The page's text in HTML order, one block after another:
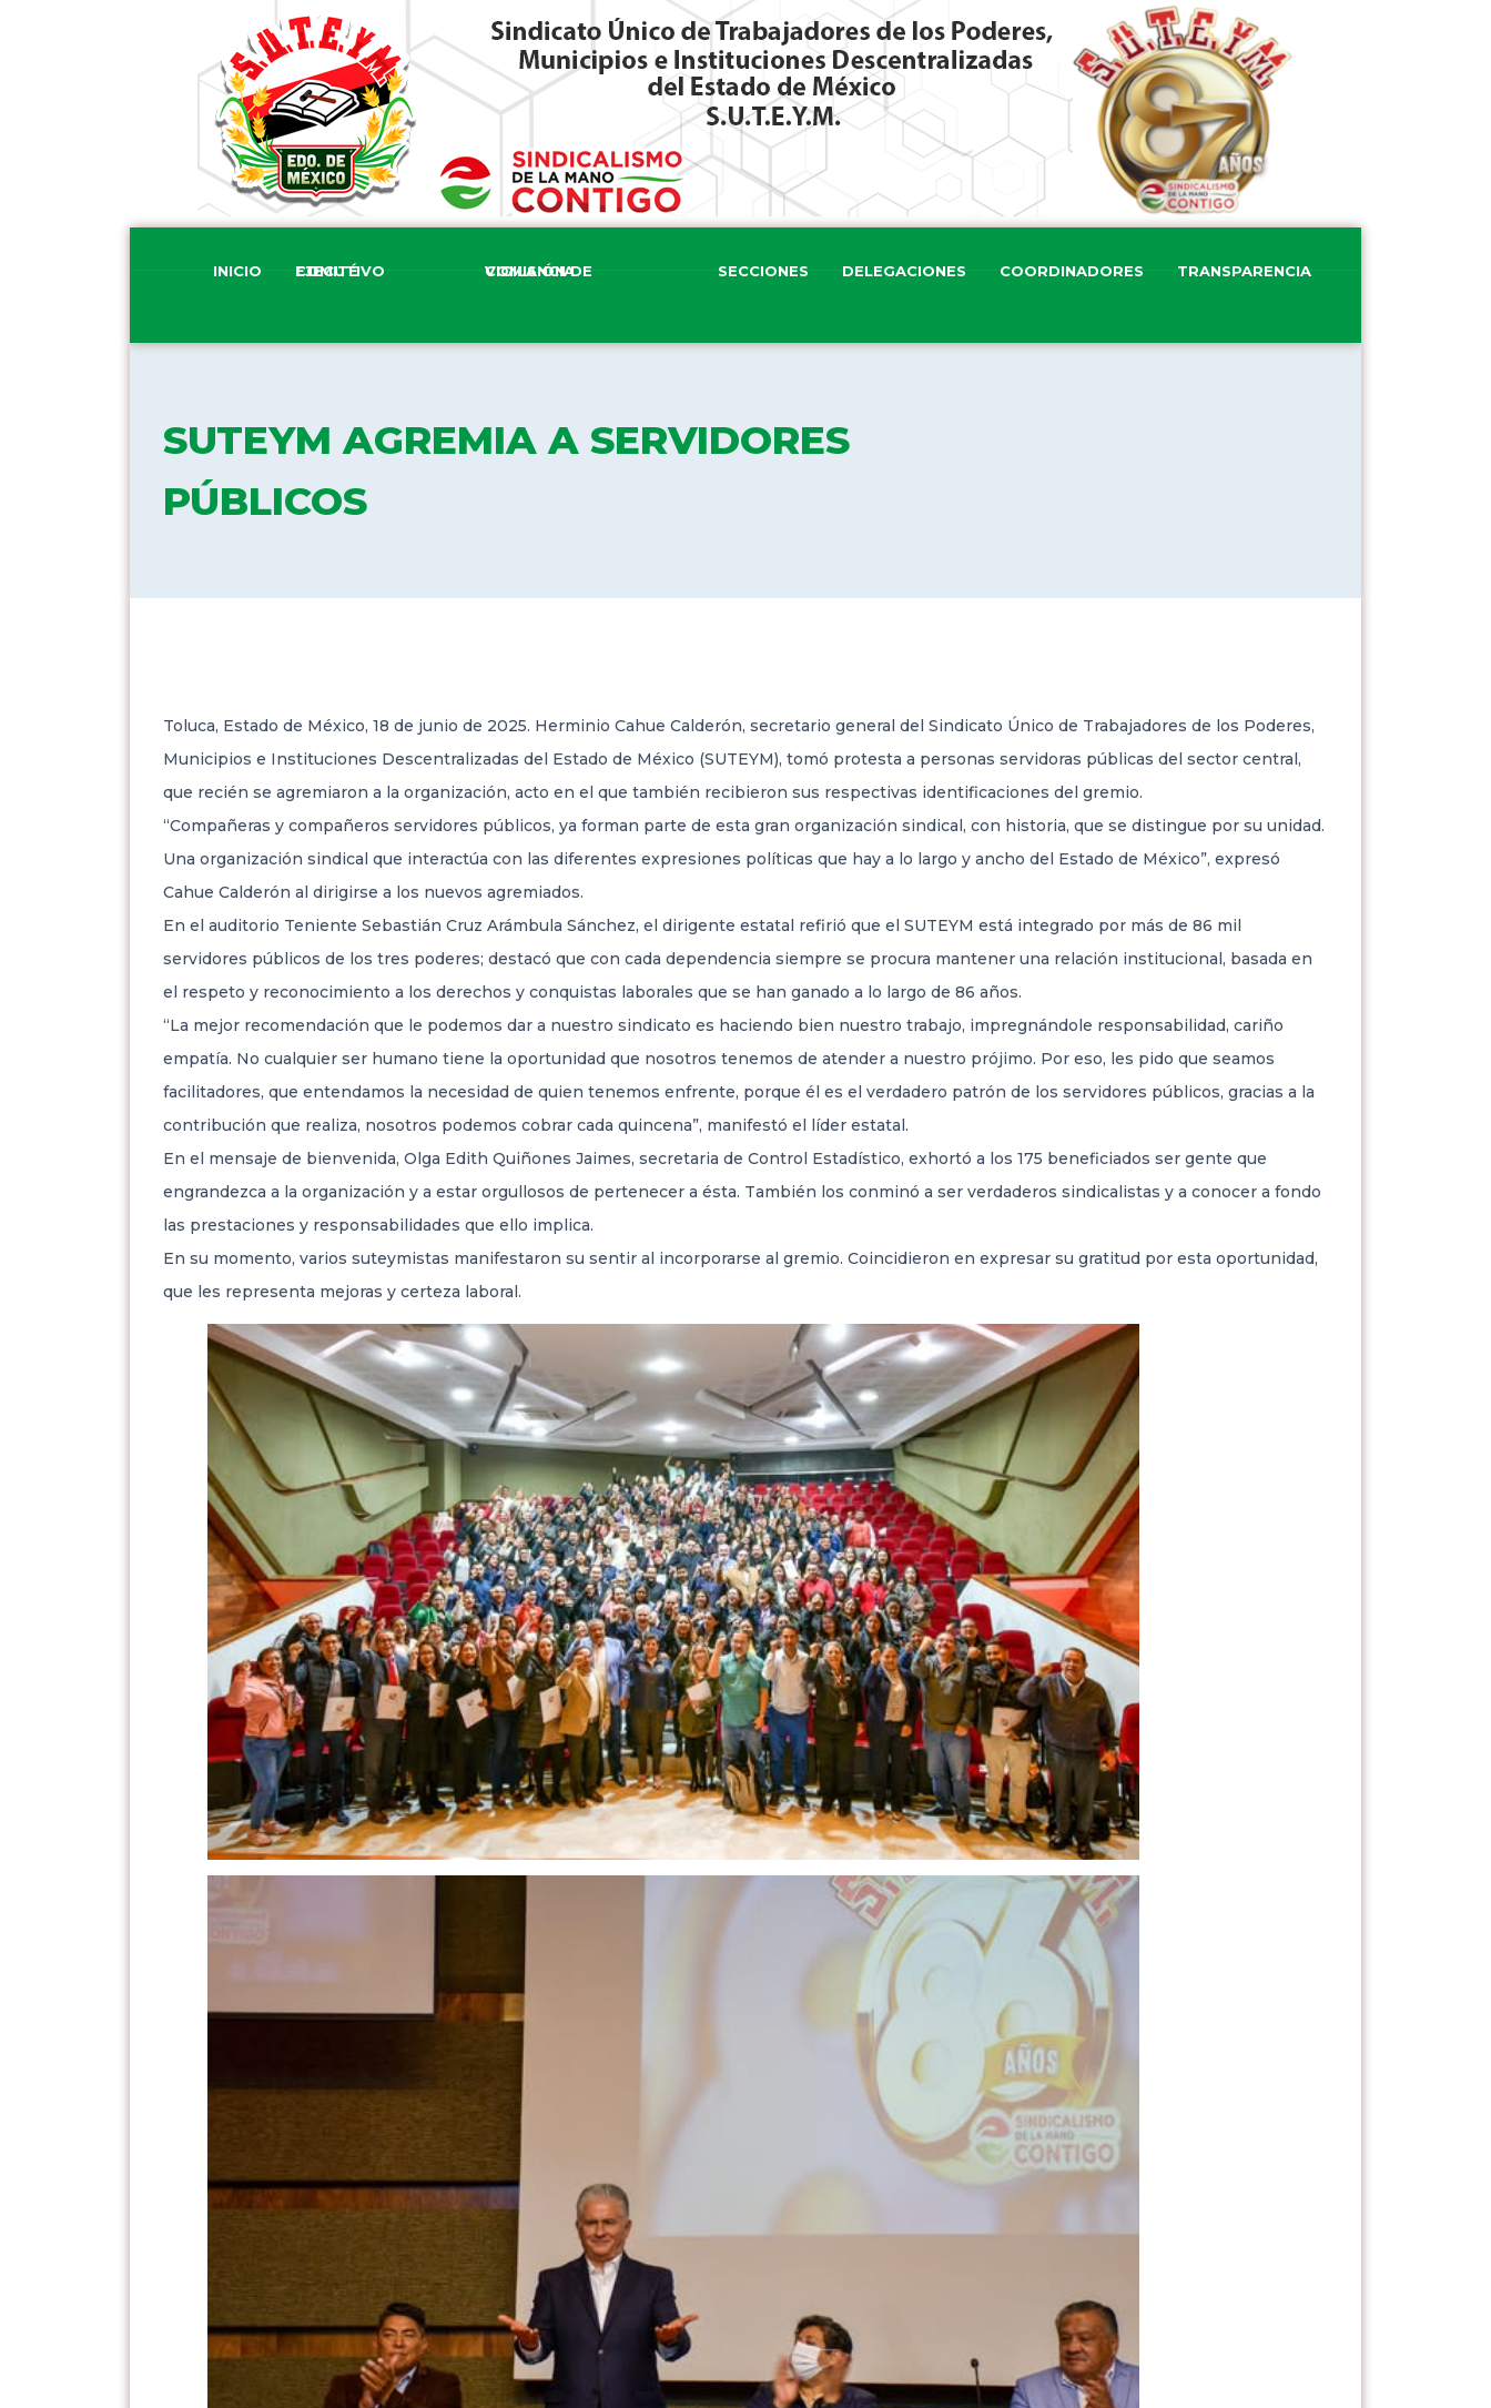
INICIO COMITÉ EJECUTIVO COMISIÓN DE VIGILANCIA SECCIONES DELEGACIONES COORDINADORES TRANSPARENCIA
SUTEYM AGREMIA A SERVIDORES
PÚBLICOS
Toluca, Estado de México, 18 de junio de 2025. Herminio Cahue Calderón, secretario general del Sindicato Único de Trabajadores de los Poderes,
Municipios e Instituciones Descentralizadas del Estado de México (SUTEYM), tomó protesta a personas servidoras públicas del sector central,
que recién se agremiaron a la organización, acto en el que también recibieron sus respectivas identificaciones del gremio.
“Compañeras y compañeros servidores públicos, ya forman parte de esta gran organización sindical, con historia, que se distingue por su unidad.
Una organización sindical que interactúa con las diferentes expresiones políticas que hay a lo largo y ancho del Estado de México”, expresó
Cahue Calderón al dirigirse a los nuevos agremiados.
En el auditorio Teniente Sebastián Cruz Arámbula Sánchez, el dirigente estatal refirió que el SUTEYM está integrado por más de 86 mil
servidores públicos de los tres poderes; destacó que con cada dependencia siempre se procura mantener una relación institucional, basada en
el respeto y reconocimiento a los derechos y conquistas laborales que se han ganado a lo largo de 86 años.
“La mejor recomendación que le podemos dar a nuestro sindicato es haciendo bien nuestro trabajo, impregnándole responsabilidad, cariño
empatía. No cualquier ser humano tiene la oportunidad que nosotros tenemos de atender a nuestro prójimo. Por eso, les pido que seamos
facilitadores, que entendamos la necesidad de quien tenemos enfrente, porque él es el verdadero patrón de los servidores públicos, gracias a la
contribución que realiza, nosotros podemos cobrar cada quincena”, manifestó el líder estatal.
En el mensaje de bienvenida, Olga Edith Quiñones Jaimes, secretaria de Control Estadístico, exhortó a los 175 beneficiados ser gente que
engrandezca a la organización y a estar orgullosos de pertenecer a ésta. También los conminó a ser verdaderos sindicalistas y a conocer a fondo
las prestaciones y responsabilidades que ello implica.
En su momento, varios suteymistas manifestaron su sentir al incorporarse al gremio. Coincidieron en expresar su gratitud por esta oportunidad,
que les representa mejoras y certeza laboral.